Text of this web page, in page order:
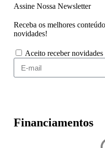
Assine Nossa Newsletter
Receba os melhores
novidades!
Aceito receber
Financiamentos